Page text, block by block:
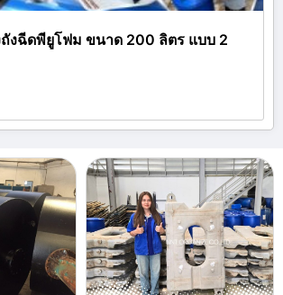
ถังฉีดพียูโฟม ขนาด 200 ลิตร แบบ 2